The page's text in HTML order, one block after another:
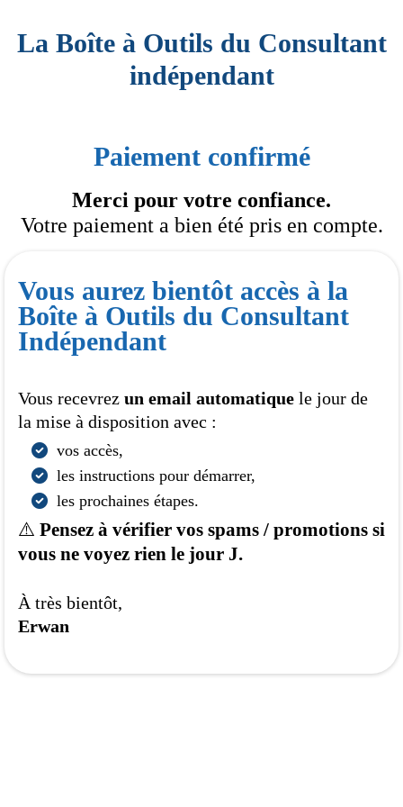
La Boîte à Outils du Consultant
indépendant
Paiement confirmé
Merci pour votre confiance.
Votre paiement a bien été pris en compte.
Vous aurez bientôt accès à la
Boîte à Outils du Consultant
Indépendant
Vous recevrez un email automatique le jour de
la mise à disposition avec :
vos accès,
les instructions pour démarrer,
les prochaines étapes.
⚠️ Pensez à vérifier vos spams / promotions si
vous ne voyez rien le jour J.
À très bientôt,
Erwan